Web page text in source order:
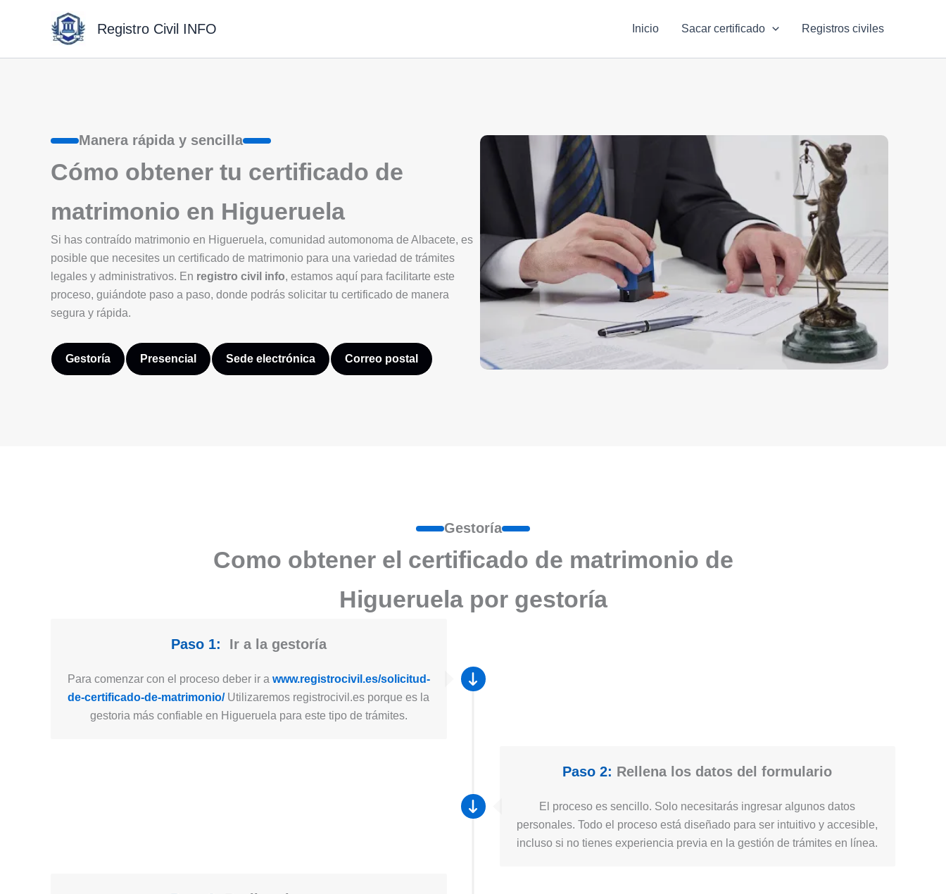
Registro Civil INFO Inicio Sacar certificado Registros civiles
Manera rápida y sencilla
Cómo obtener tu certificado de
matrimonio en Higueruela
Si has contraído matrimonio en Higueruela, comunidad automonoma de Albacete, es
posible que necesites un certificado de matrimonio para una variedad de trámites
legales y administrativos. En registro civil info, estamos aquí para facilitarte este
proceso, guiándote paso a paso, donde podrás solicitar tu certificado de manera
segura y rápida.
Gestoría Presencial Sede electrónica Correo postal
Gestoría
Como obtener el certificado de matrimonio de
Higueruela por gestoría
Paso 1: Ir a la gestoría
Para comenzar con el proceso deber ir a www.registrocivil.es/solicitud-
de-certificado-de-matrimonio/Utilizaremos registrocivil.es porque es la
gestoria más confiable en Higueruela para este tipo de trámites.
Paso 2: Rellena los datos del formulario
El proceso es sencillo. Solo necesitarás ingresar algunos datos
personales. Todo el proceso está diseñado para ser intuitivo y accesible,
incluso si no tienes experiencia previa en la gestión de trámites en línea.